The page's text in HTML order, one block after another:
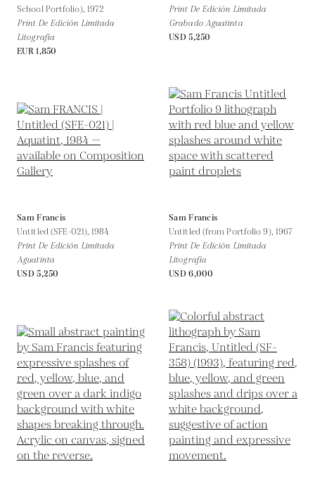
School Portfolio), 1972
Print De Edición Limitada
Litografía
EUR 1,850
Print De Edición Limitada
Grabado Aguatinta
USD 5,250
Sam Francis
Untitled (SFE-021), 1984
Print De Edición Limitada
Aguatinta
USD 5,250
Sam Francis
Untitled (from Portfolio 9), 1967
Print De Edición Limitada
Litografía
USD 6,000